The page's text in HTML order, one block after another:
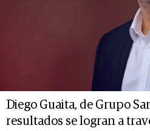
Diego Guaita, de Grupo
resultados se logran a